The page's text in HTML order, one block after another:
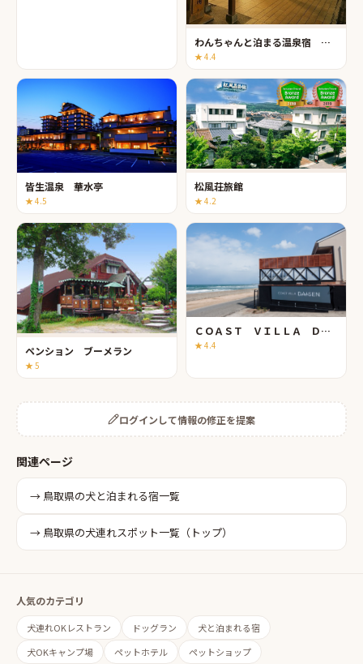
わんちゃんと泊まる温泉宿 皆生温泉 松涛園
★4.4
皆生温泉 華水亭
★4.5
松風荘旅館
★4.2
ペンション ブーメラン
★5
ＣＯＡＳＴ ＶＩＬＬＡ ＤＡＩＳＥＮ
★4.4
ログインして情報の修正を提案
関連ページ
→ 鳥取県の犬と泊まれる宿一覧
→ 鳥取県の犬連れスポット一覧（トップ）
人気のカテゴリ
犬連れOKレストラン ドッグラン
犬と泊まれる宿
犬OKキャンプ場
ペットホテル ペットショップ